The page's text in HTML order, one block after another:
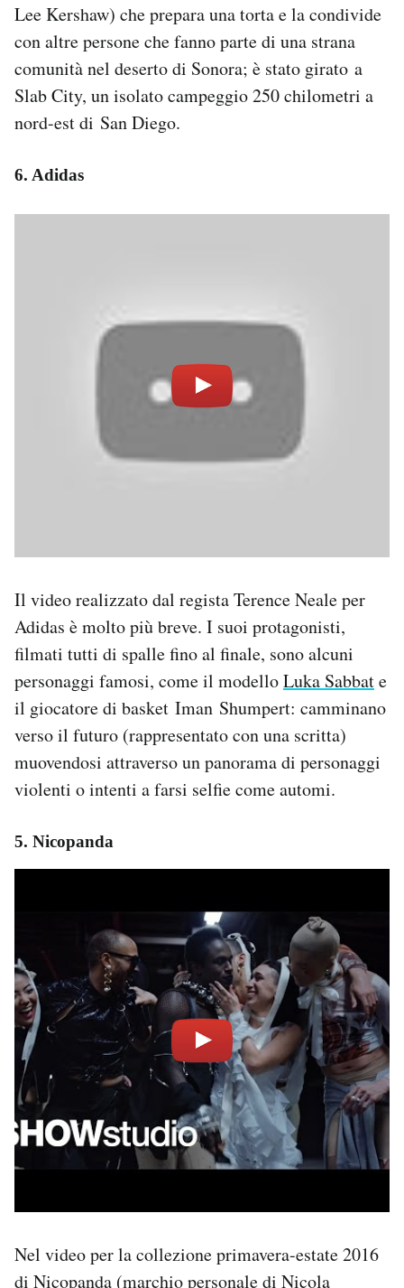
Lee Kershaw) che prepara una torta e la condivide
con altre persone che fanno parte di una strana
comunità nel deserto di Sonora; è stato girato a
Slab City, un isolato campeggio 250 chilometri a
nord-est di San Diego.
6. Adidas
Il video realizzato dal regista Terence Neale per
Adidas è molto più breve. I suoi protagonisti,
filmati tutti di spalle fino al finale, sono alcuni
personaggi famosi, come il modelloLuka Sabbate
il giocatore di basket Iman Shumpert: camminano
verso il futuro (rappresentato con una scritta)
muovendosi attraverso un panorama di personaggi
violenti o intenti a farsi selfie come automi.
5. Nicopanda
Nel video per la collezione primavera-estate 2016
di Nicopanda (marchio personale di Nicola